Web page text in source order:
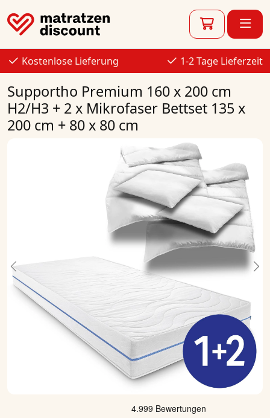
Kostenlose Lieferung 1-2 Tage Lieferzeit
Supportho Premium 160 x 200 cm
H2/H3 + 2 x Mikrofaser Bettset 135 x
200 cm + 80 x 80 cm
Previous